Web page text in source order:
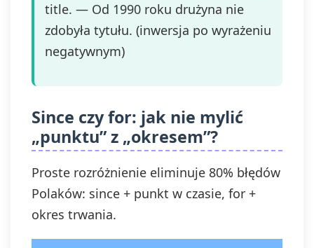
title. — Od 1990 roku drużyna nie
zdobyła tytułu. (inwersja po wyrażeniu
negatywnym)
Since czy for: jak nie mylić
„punktu” z „okresem”?
Proste rozróżnienie eliminuje 80% błędów
Polaków: since + punkt w czasie, for +
okres trwania.